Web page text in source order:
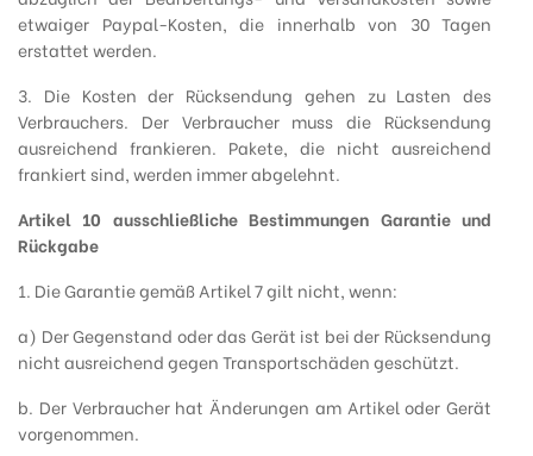
etwaiger Paypal-Kosten, die innerhalb von 30 Tagen
erstattet werden.
3. Die Kosten der Rücksendung gehen zu Lasten des
Verbrauchers. Der Verbraucher muss die Rücksendung
ausreichend frankieren. Pakete, die nicht ausreichend
frankiert sind, werden immer abgelehnt.
Artikel 10 ausschließliche Bestimmungen Garantie und
Rückgabe
1. Die Garantie gemäß Artikel 7 gilt nicht, wenn:
a) Der Gegenstand oder das Gerät ist bei der Rücksendung
nicht ausreichend gegen Transportschäden geschützt.
b. Der Verbraucher hat Änderungen am Artikel oder Gerät
vorgenommen.